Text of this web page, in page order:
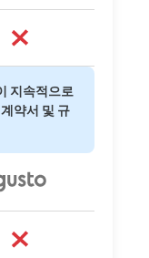
지속적으로
약서 및 규